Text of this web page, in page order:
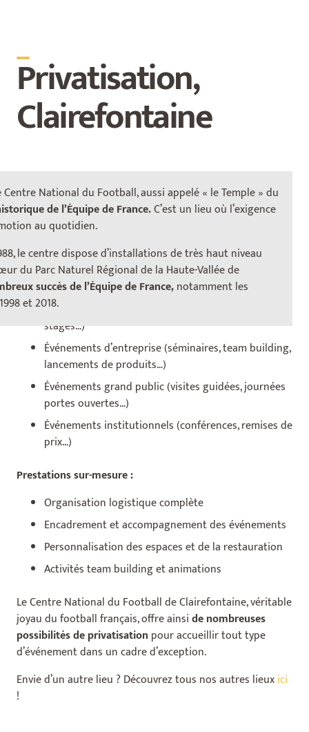
_
Privatisation,
Clairefontaine
National du Football, aussi appelé « le Temple » du
de l’Équipe de France.C’est un lieu où l’exigence
au quotidien.
le centre dispose d’installations de très haut niveau
du Parc Naturel Régional de la Haute-Vallée de
succès de l’Équipe de France,notamment les
et 2018.
Football de Clairefontaine :
Types d’événements :
Événements sportifs (matchs, entraînements,
stages…)
Événements d’entreprise (séminaires, team building,
lancements de produits…)
Événements grand public (visites guidées, journées
portes ouvertes…)
Événements institutionnels (conférences, remises de
prix…)
Prestations sur-mesure :
Organisation logistique complète
Encadrement et accompagnement des événements
Personnalisation des espaces et de la restauration
Activités team building et animations
Le Centre National du Football de Clairefontaine, véritable
joyau du football français, offre ainside nombreuses
possibilités de privatisation pour accueillir tout type
d’événement dans un cadre d’exception.
Envie d’un autre lieu ? Découvrez tous nos autres lieuxici
!